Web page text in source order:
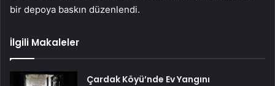
bir depoya baskın düzenlendi.
İlgili Makaleler
Çardak Köyü’nde Ev Yangını